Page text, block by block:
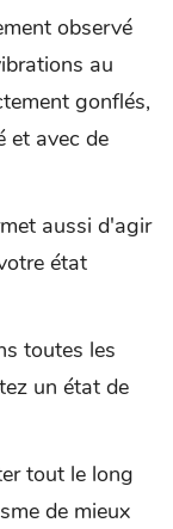
observé
au
gonflés,
et avec de
aussi d'agir
état
toutes les
un état de
tout le long
de mieux